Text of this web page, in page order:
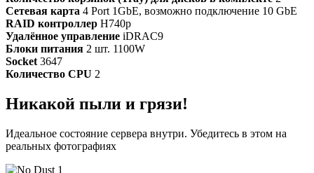
Сетевая карта 4 Port 1GbE, возможно подключение 10 GbE
RAID контроллер H740p
Удалённое управление iDRAC9
Блоки питания 2 шт. 1100W
Socket 3647
Количество CPU 2
Никакой пыли и грязи!
Идеальное состояние сервера внутри. Убедитесь в этом на
реальных фотографиях